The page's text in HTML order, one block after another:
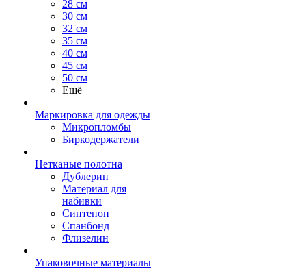
28 см
30 см
32 см
35 см
40 см
45 см
50 см
Ещё
Маркировка для одежды
Микропломбы
Биркодержатели
Нетканые полотна
Дублерин
Материал для
набивки
Синтепон
Спанбонд
Флизелин
Упаковочные материалы